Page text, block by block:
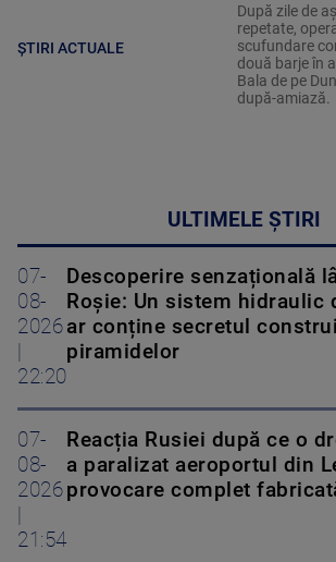
ȘTIRI ACTUALE
După zile de
repetate,
scufundare
două barje în
Bala de pe
după-amiază.
ULTIMELE ȘTIRI
07-
08-
2026
22:20
Descoperire senzațională
Roșie: Un sistem hidraulic
ar conține secretul
piramidelor
07-
08-
2026
21:54
Reacția Rusiei după ce o
a paralizat aeroportul din
provocare complet